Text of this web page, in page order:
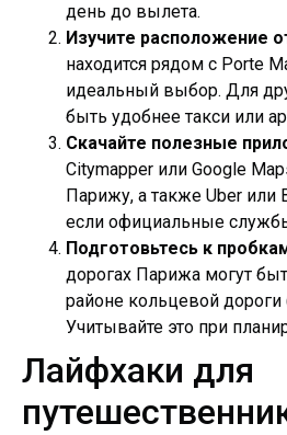
день до вылета.
Изучите расположение
находится рядом с Porte
идеальный выбор. Для
быть удобнее такси или
Скачайте полезные
Citymapper или Google
Парижу, а также Uber или
если официальные
Подготовьтесь к
дорогах Парижа могут
районе кольцевой
Учитывайте это при
Лайфхаки для